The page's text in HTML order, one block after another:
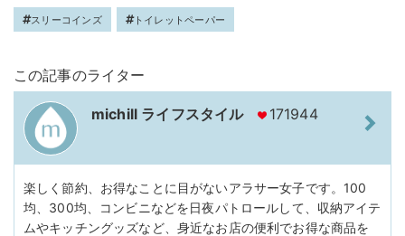
スリーコインズ トイレットペーパー
この記事のライター
michill ライフスタイル 171944
楽しく節約、お得なことに目がないアラサー女子です。100
均、300均、コンビニなどを日夜パトロールして、収納アイテ
ムやキッチングッズなど、身近なお店の便利でお得な商品を